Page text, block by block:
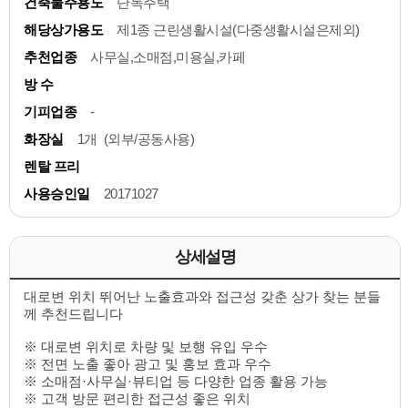
해당상가용도
제1종 근린생활시설(다중생활시설은제외)
추천업종
사무실,소매점,미용실,카페
방 수
기피업종
-
화장실
1개 (외부/공동사용)
렌탈 프리
사용승인일
20171027
상세설명
대로변 위치 뛰어난 노출효과와 접근성 갖춘 상가 찾는 분들
께 추천드립니다
※ 대로변 위치로 차량 및 보행 유입 우수
※ 전면 노출 좋아 광고 및 홍보 효과 우수
※ 소매점·사무실·뷰티업 등 다양한 업종 활용 가능
※ 고객 방문 편리한 접근성 좋은 위치